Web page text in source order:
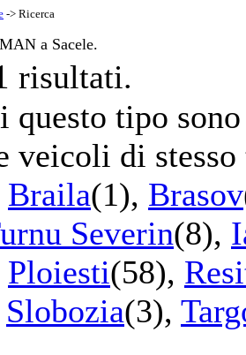
-> Ricerca
a Sacele.
risultati.
questo tipo
veicoli di
Braila(1), Brasov
Severin(8),
Ploiesti(58),
Slobozia(3),